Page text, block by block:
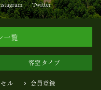
Twitter
一覧
客室タイプ
ル 会員登録